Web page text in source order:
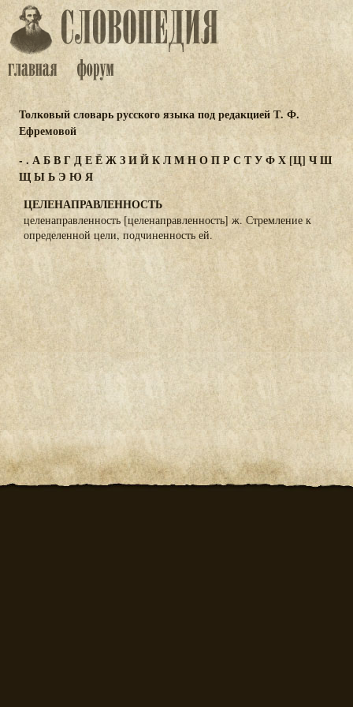
Толковый словарь русского языка под редакцией Т. Ф.
Ефремовой
- . АБВГДЕЁЖЗИЙКЛМНОПР С ТУФХ[Ц] ЧШ
ЩЫЬЭ ЮЯ
ЦЕЛЕНАПРАВЛЕННОСТЬ
целенаправленность [целенаправленность] ж. Стремление к
определенной цели, подчиненность ей.